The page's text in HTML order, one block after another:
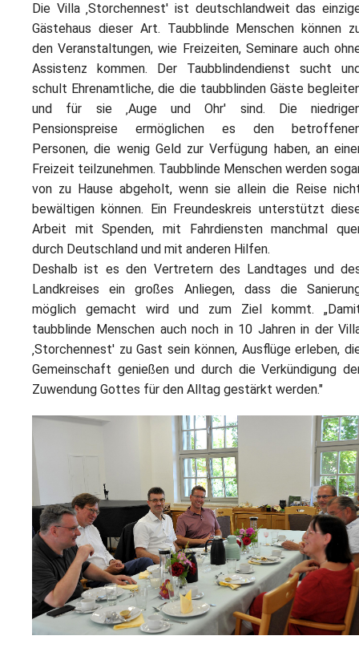
Die Villa ‚Storchennest' ist deutschlandweit das
Gästehaus dieser Art. Taubblinde Menschen können
den Veranstaltungen, wie Freizeiten, Seminare auch
Assistenz kommen. Der Taubblindendienst sucht
schult Ehrenamtliche, die die taubblinden Gäste
und für sie ‚Auge und Ohr' sind. Die
Pensionspreise ermöglichen es den
Personen, die wenig Geld zur Verfügung haben, an
Freizeit teilzunehmen. Taubblinde Menschen werden
von zu Hause abgeholt, wenn sie allein die Reise
bewältigen können. Ein Freundeskreis unterstützt
Arbeit mit Spenden, mit Fahrdiensten manchmal
durch Deutschland und mit anderen Hilfen.
Deshalb ist es den Vertretern des Landtages und
Landkreises ein großes Anliegen, dass die
möglich gemacht wird und zum Ziel kommt.
taubblinde Menschen auch noch in 10 Jahren in der
‚Storchennest' zu Gast sein können, Ausflüge erleben,
Gemeinschaft genießen und durch die Verkündigung
Zuwendung Gottes für den Alltag gestärkt werden."